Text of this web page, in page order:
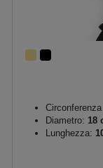
Diametro: 18
Lunghezza: